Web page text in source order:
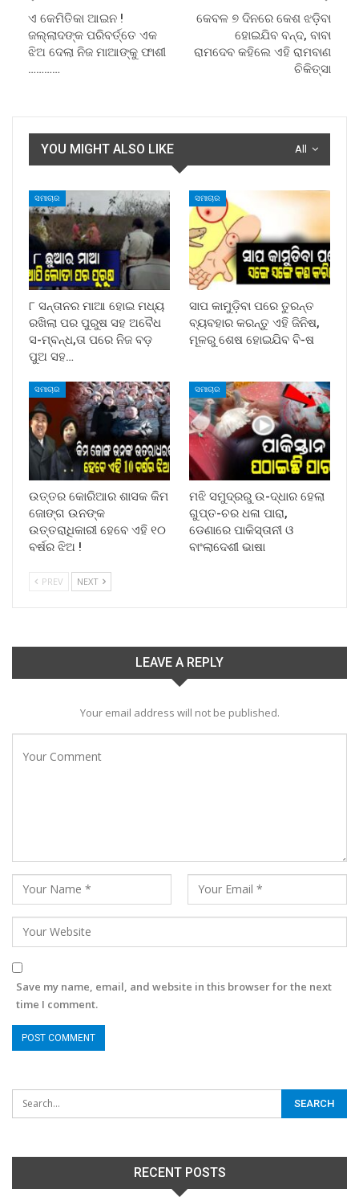
ଏ କେମିତିକା ଆଇନ !
ଜଲ୍ଲାଦଙ୍କ ପରିବର୍ତ୍ତେ ଏକ
ଝିଅ ଦେଲା ନିଜ ମାଆଙ୍କୁ ଫାଶୀ
…………
କେବଳ ୭ ଦିନରେ କେଶ ଝଡ଼ିବା
ହୋଇଯିବ ବନ୍ଦ, ବାବା
ରାମଦେବ କହିଲେ ଏହି ରାମବାଣ
ଚିକିତ୍ସା
All
YOU MIGHT ALSO LIKE
ସମାଚାର
୮ ସନ୍ତାନର ମାଆ ହୋଇ ମଧ୍ୟ
ରଖିଲା ପର ପୁରୁଷ ସହ ଅବୈଧ
ସ-ମ୍ବନ୍ଧ,ତା ପରେ ନିଜ ବଡ଼
ପୁଅ ସହ…
ସମାଚାର
ସାପ କାମୁଡ଼ିବା ପରେ ତୁରନ୍ତ
ବ୍ୟବହାର କରନ୍ତୁ ଏହି ଜିନିଷ,
ମୂଳରୁ ଶେଷ ହୋଇଯିବ ବି-ଷ
ସମାଚାର
ଉତ୍ତର କୋରିଆର ଶାସକ କିମ
ଜୋଙ୍ଗ ଉନଙ୍କ
ଉତ୍ତରାଧିକାରୀ ହେବେ ଏହି ୧୦
ବର୍ଷର ଝିଅ !
ସମାଚାର
ମଝି ସମୁଦ୍ରରୁ ଉ-ଦ୍ଧାର ହେଲା
ଗୁପ୍ତ-ଚର ଧଳା ପାରା,
ଡେଣାରେ ପାକିସ୍ତାନୀ ଓ
ବାଂଲାଦେଶୀ ଭାଷା
PREV NEXT
LEAVE A REPLY
Your email address will not be published.
Save my name, email, and website in this browser for the next
time I comment.
RECENT POSTS